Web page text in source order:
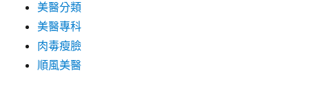
美醫分類
美醫專科
肉毒瘦臉
順風美醫